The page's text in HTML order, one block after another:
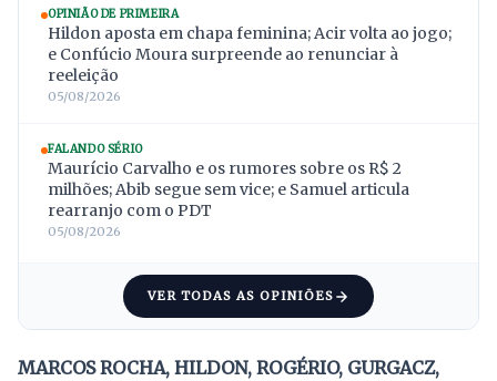
OPINIÃO DE PRIMEIRA
Hildon aposta em chapa feminina; Acir volta ao jogo;
e Confúcio Moura surpreende ao renunciar à
reeleição
05/08/2026
FALANDO SÉRIO
Maurício Carvalho e os rumores sobre os R$ 2
milhões; Abib segue sem vice; e Samuel articula
rearranjo com o PDT
05/08/2026
VER TODAS AS OPINIÕES
MARCOS ROCHA, HILDON, ROGÉRIO, GURGACZ,